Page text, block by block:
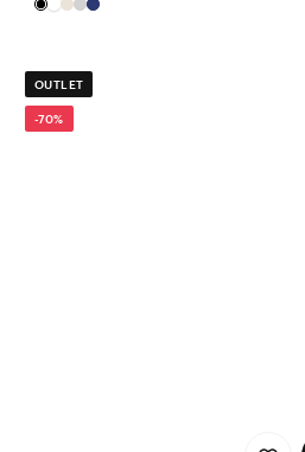
OUTLET
-70%